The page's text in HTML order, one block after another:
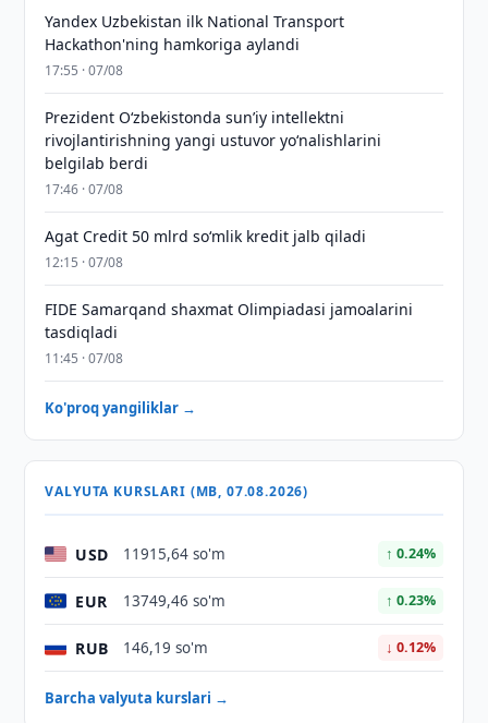
Yandex Uzbekistan ilk National Transport
Hackathon'ning hamkoriga aylandi
17:55 · 07/08
Prezident Oʻzbekistonda sunʼiy intellektni
rivojlantirishning yangi ustuvor yoʻnalishlarini
belgilab berdi
17:46 · 07/08
Agat Credit 50 mlrd so‘mlik kredit jalb qiladi
12:15 · 07/08
FIDE Samarqand shaxmat Olimpiadasi jamoalarini
tasdiqladi
11:45 · 07/08
Ko'proq yangiliklar →
VALYUTA KURSLARI (MB, 07.08.2026)
USD 11915,64 so'm ↑ 0.24%
EUR 13749,46 so'm ↑ 0.23%
RUB 146,19 so'm ↓ 0.12%
Barcha valyuta kurslari →